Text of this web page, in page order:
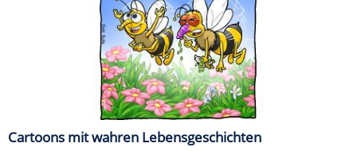
Cartoons mit wahren Lebensgeschichten